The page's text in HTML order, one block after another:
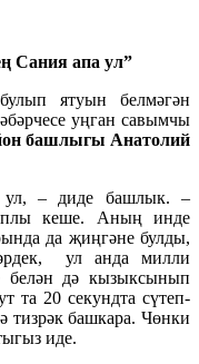
Сания апа ул”
ятуын белмәгән
уңган савымчы
башлыгы Анатолий
ул, – диде башлык. –
кеше. Аның инде
да җиңгәне булды,
ул анда милли
белән дә кызыксынып
та 20 секундта сүтеп-
башкара. Чөнки
иде.